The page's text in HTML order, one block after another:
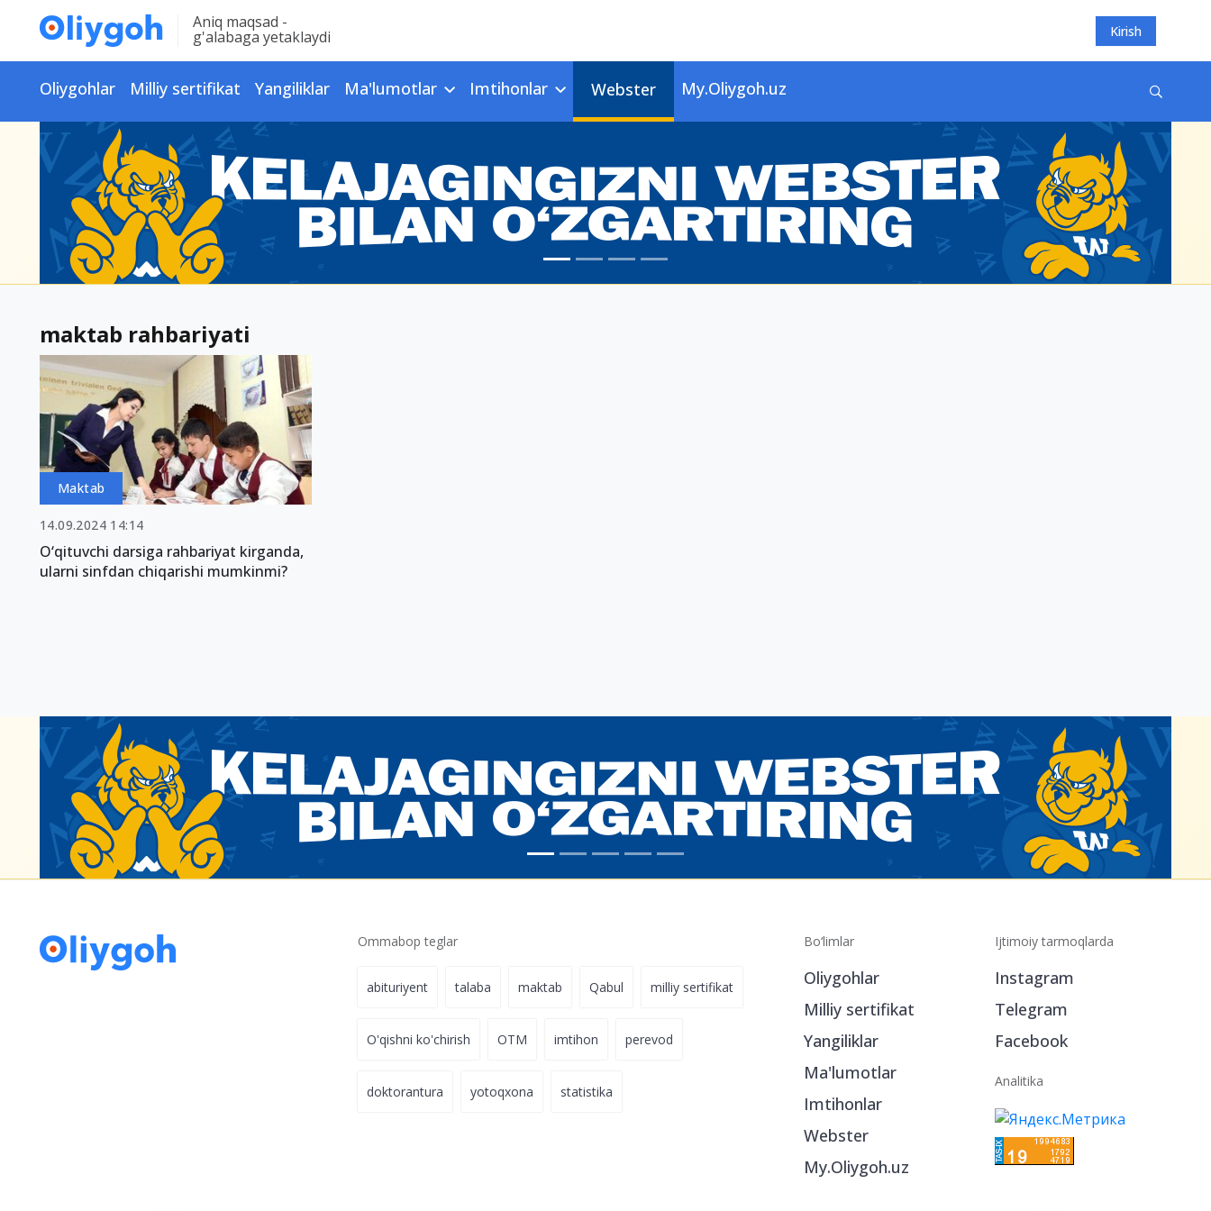
Aniq maqsad -
g'alabaga yetaklaydi Kirish
Oliygohlar Milliy sertifikat Yangiliklar Ma'lumotlar Imtihonlar Webster My.Oliygoh.uz
maktab rahbariyati
Maktab
14.09.2024 14:14
O‘qituvchi darsiga rahbariyat kirganda,
ularni sinfdan chiqarishi mumkinmi?
Ommabop teglar
abituriyent talaba maktab Qabul milliy sertifikat
O'qishni ko'chirish OTM imtihon perevod
doktorantura yotoqxona statistika
Bo‘limlar
Oliygohlar
Milliy sertifikat
Yangiliklar
Ma'lumotlar
Imtihonlar
Webster
My.Oliygoh.uz
Ijtimoiy tarmoqlarda
Instagram
Telegram
Facebook
Analitika